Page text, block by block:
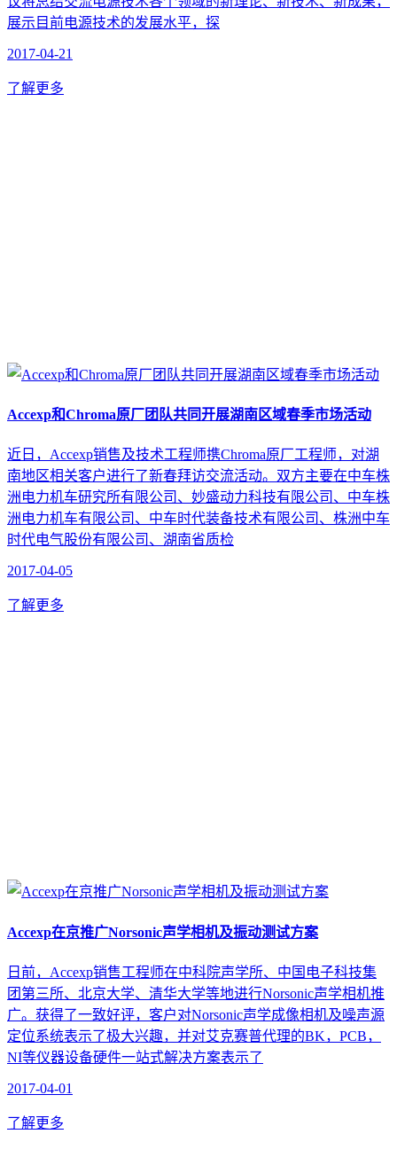
展示目前电源技术的发展水平，探
2017-04-21
了解更多
Accexp和Chroma原厂团队共同开展湖南区域春季市场活动
近日，Accexp销售及技术工程师携Chroma原厂工程师，对湖
南地区相关客户进行了新春拜访交流活动。双方主要在中车株
洲电力机车研究所有限公司、妙盛动力科技有限公司、中车株
洲电力机车有限公司、中车时代装备技术有限公司、株洲中车
时代电气股份有限公司、湖南省质检
2017-04-05
了解更多
Accexp在京推广Norsonic声学相机及振动测试方案
日前，Accexp销售工程师在中科院声学所、中国电子科技集
团第三所、北京大学、清华大学等地进行Norsonic声学相机推
广。获得了一致好评，客户对Norsonic声学成像相机及噪声源
定位系统表示了极大兴趣，并对艾克赛普代理的BK，PCB，
NI等仪器设备硬件一站式解决方案表示了
2017-04-01
了解更多